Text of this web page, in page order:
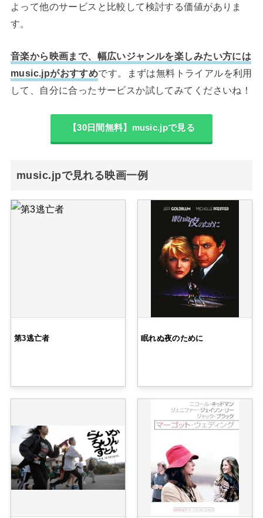
よって他のサービスと比較して検討する価値がありま
す。
音楽から映画まで、幅広いジャンルを楽しみたい方には
music.jpがおすすめです。まずは無料トライアルを利用
して、自分に合ったサービスか試してみてくださいね！
【30日間無料】music.jpで見る
music.jpで見れる映画一例
第3逃亡者 眠れぬ夜のために